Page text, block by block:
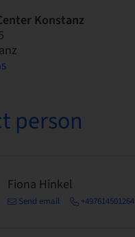
Konstanz
person
Fiona Hinkel
Send email +497614501264